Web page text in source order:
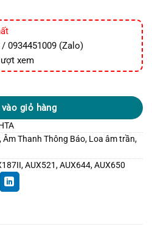
0934451009 (Zalo)
xem
Stereo số lượng
giỏ hàng
,Âm Thanh Thông Báo, Loa âm trần,
,AUX521,AUX644,AUX650